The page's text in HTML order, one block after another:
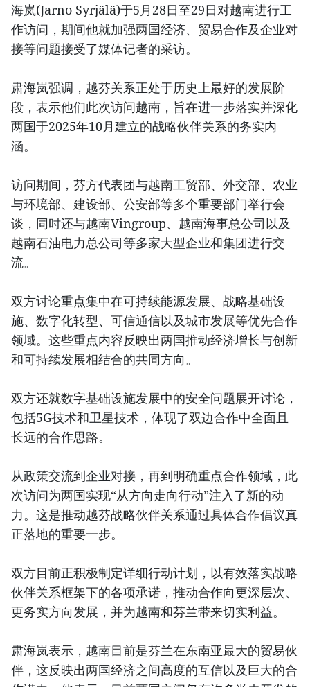
海岚(Jarno Syrjälä)于5月28日至29日对越南进行工
作访问，期间他就加强两国经济、贸易合作及企业对
接等问题接受了媒体记者的采访。
肃海岚强调，越芬关系正处于历史上最好的发展阶
段，表示他们此次访问越南，旨在进一步落实并深化
两国于2025年10月建立的战略伙伴关系的务实内
涵。
访问期间，芬方代表团与越南工贸部、外交部、农业
与环境部、建设部、公安部等多个重要部门举行会
谈，同时还与越南Vingroup、越南海事总公司以及
越南石油电力总公司等多家大型企业和集团进行交
流。
双方讨论重点集中在可持续能源发展、战略基础设
施、数字化转型、可信通信以及城市发展等优先合作
领域。这些重点内容反映出两国推动经济增长与创新
和可持续发展相结合的共同方向。
双方还就数字基础设施发展中的安全问题展开讨论，
包括5G技术和卫星技术，体现了双边合作中全面且
长远的合作思路。
从政策交流到企业对接，再到明确重点合作领域，此
次访问为两国实现“从方向走向行动”注入了新的动
力。这是推动越芬战略伙伴关系通过具体合作倡议真
正落地的重要一步。
双方目前正积极制定详细行动计划，以有效落实战略
伙伴关系框架下的各项承诺，推动合作向更深层次、
更务实方向发展，并为越南和芬兰带来切实利益。
肃海岚表示，越南目前是芬兰在东南亚最大的贸易伙
伴，这反映出两国经济之间高度的互信以及巨大的合